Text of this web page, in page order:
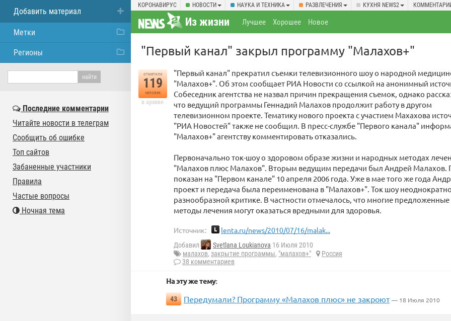
КОРОНАВИРУС НОВОСТИ НАУКА И ТЕХНИКА РАЗВЛЕЧЕНИЯ КУХНЯ NEWS2
Из жизни Лучшее Хорошее Новое
"Первый канал" закрыл программу "Малахов+"
отметили
119
человек
в архиве
"Первый канал" прекратил съемки телевизионного шоу о народной
"Малахов+". Об этом сообщает РИА Новости со ссылкой на анонимный
Собеседник агентства не назвал причин прекращения съемок, однако
что ведущий программы Геннадий Малахов продолжит работу в другом
телевизионном проекте. Тематику нового проекта с участием Махахова
"РИА Новостей" также не сообщил. В пресс-службе "Первого канала"
"Малахов+" агентству комментировать отказались.
Первоначально ток-шоу о здоровом образе жизни и народных методах
"Малахов плюс Малахов". Вторым ведущим передачи был Андрей Малахов.
показан на "Первом канале" 10 апреля 2006 года. Уже в мае того же года
проект и передача была переименована в "Малахов+". Ток шоу
разнообразной критике. В частности отмечалось, что многие
методы лечения могут оказаться вредными для здоровья.
Источник: lenta.ru/news/2010/07/16/malak...
Добавил Svetlana Loukianova 16 Июля 2010
малахов, закрытие программы, "малахов+"
Россия
38 комментариев
На эту же тему:
43 Передумали? Программу «Малахов плюс» не закроют — 18 Июля 2010
Добавить материал
Метки
Регионы
Последние комментарии
Читайте новости в телеграм
Сообщить об ошибке
Топ сайтов
Забаненные участники
Правила
Частые вопросы
Ночная тема